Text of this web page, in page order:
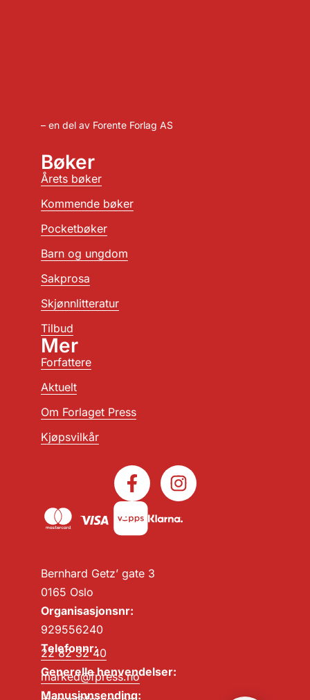
– en del av Forente Forlag AS
Bernhard Getz’ gate 3
0165 Oslo
Organisasjonsnr:
929556240
Telefonnr:
22 82 32 40
Generelle henvendelser:
marked@fpress.no
Manusinnsending:
Bøker
Årets bøker
Kommende bøker
Pocketbøker
Barn og ungdom
Sakprosa
Skjønnlitteratur
Tilbud
Mer
Forfattere
Aktuelt
Om Forlaget Press
Kjøpsvilkår